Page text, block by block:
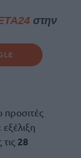
στην
προσιτές
28